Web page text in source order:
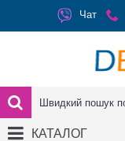
Чат
КАТАЛОГ